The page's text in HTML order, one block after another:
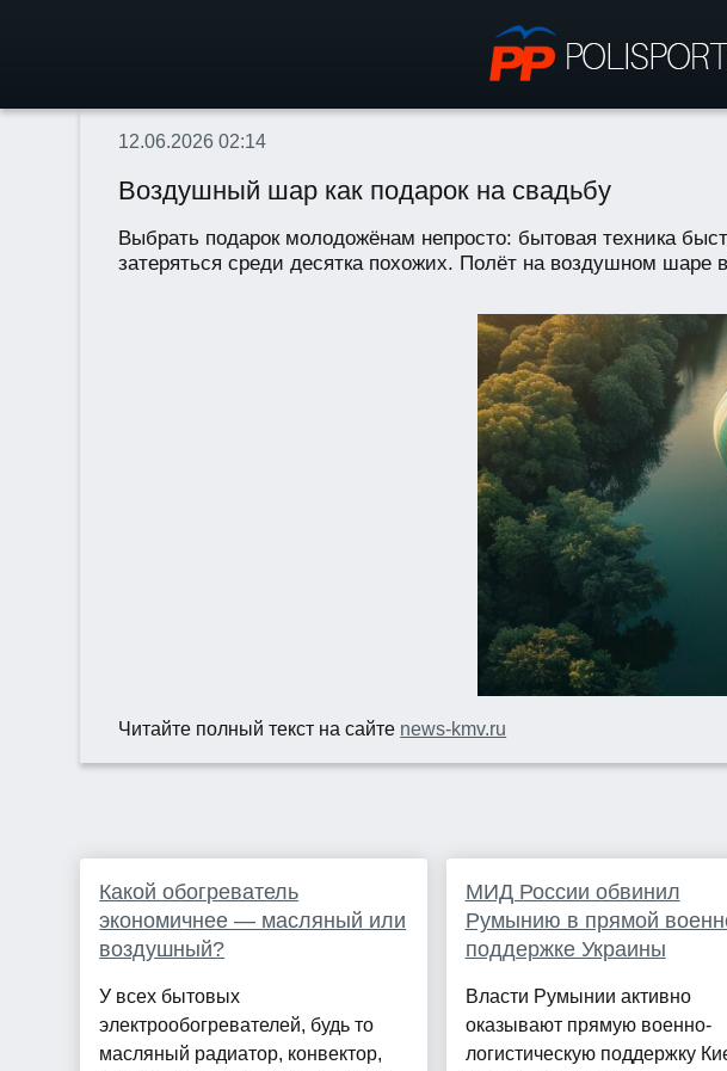
12.06.2026 02:14
Воздушный шар как подарок на свадьбу
Выбрать подарок молодожёнам непросто: бытовая техника
затеряться среди десятка похожих. Полёт на воздушном
Читайте полный текст на сайте news-kmv.ru
Какой обогреватель
экономичнее — масляный или
воздушный?
У всех бытовых
электрообогревателей, будь то
масляный радиатор, конвектор,
МИД России обвинил
Румынию в прямой
поддержке Украины
Власти Румынии активно
оказывают прямую военно-
логистическую поддержку